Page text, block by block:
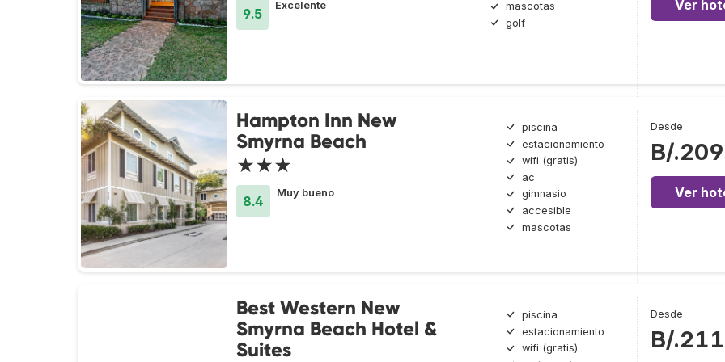
9.5
Excelente
mascotas
golf
Ver
Hampton Inn New
Smyrna Beach
★★★
8.4
Muy bueno
piscina
estacionamiento
wifi (gratis)
ac
gimnasio
accesible
mascotas
Desde
B/.209
Ver
Best Western New
Smyrna Beach Hotel &
Suites
piscina
estacionamiento
wifi (gratis)
Desde
B/.211